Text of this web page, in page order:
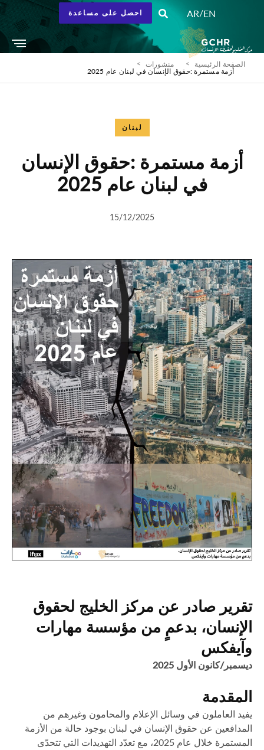
EN
/
AR احصل على مساعدة
الصفحة الرئيسية
منشورات
أزمة مستمرة :حقوق الإنسان في لبنان عام 2025
لبنان
أزمة مستمرة :حقوق الإنسان
في لبنان عام 2025
15/12/2025
تقرير صادر عن مركز الخليج لحقوق
الإنسان، بدعمٍ من مؤسسة مهارات
وآيفكس
ديسمبر/كانون الأول 2025
المقدمة
يفيد العاملون في وسائل الإعلام والمحامون وغيرهم من
المدافعين عن حقوق الإنسان في لبنان بوجود حالة من الأزمة
المستمرة خلال عام 2025، مع تعدّد التهديدات التي تتحدّى